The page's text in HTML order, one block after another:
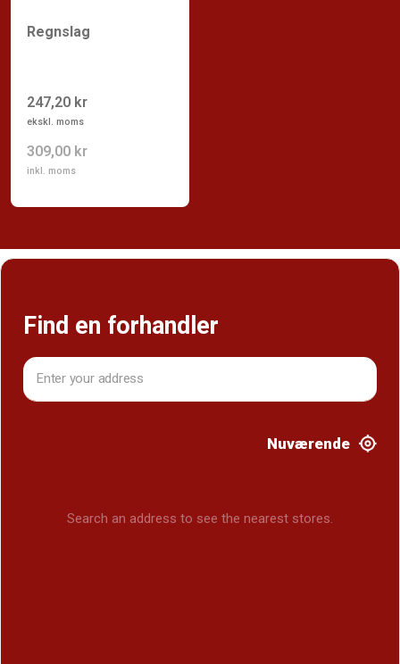
Regnslag
247,20 kr
ekskl. moms
309,00 kr
inkl. moms
Find en forhandler
Nuværende
Search an address to see the nearest stores.